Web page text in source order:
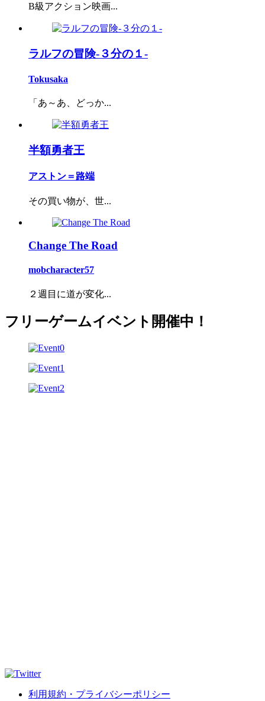
B級アクション映画...
ラルフの冒険-３分の１-
Tokusaka
「あ～あ、どっか...
半額勇者王
アストン＝路端
その買い物が、世...
Change The Road
mobcharacter57
２週目に道が変化...
フリーゲームイベント開催中！
利用規約・プライバシーポリシー